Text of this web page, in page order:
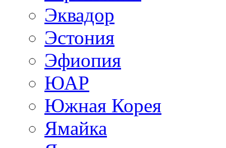
Эквадор
Эстония
Эфиопия
ЮАР
Южная Корея
Ямайка